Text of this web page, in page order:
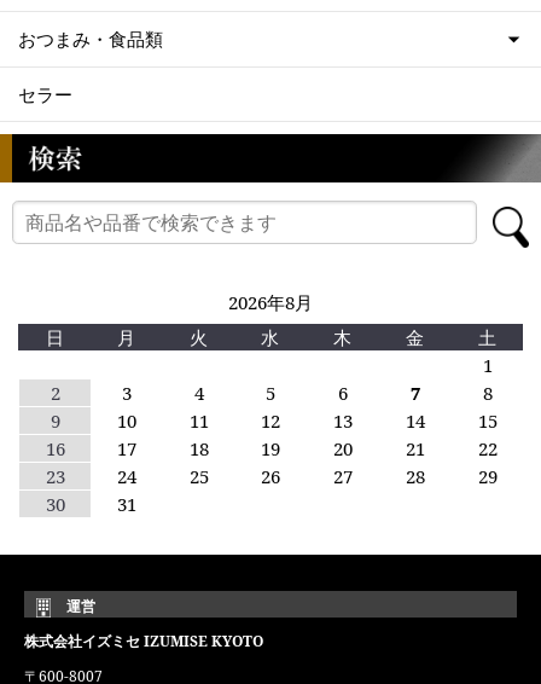
おつまみ・食品類
セラー
2026年8月
日
月 火 水 木 金
土
1
2
3 4 5 6 7
8
9
10 11 12 13 14
15
16
17 18 19 20 21
22
23
24 25 26 27 28
29
30
31
運営
株式会社イズミセ IZUMISE KYOTO
〒600-8007